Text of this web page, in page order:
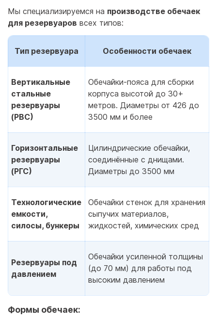
Мы специализируемся на производстве обечаек
для резервуаров всех типов:
Тип резервуара Особенности обечаек
Вертикальные
стальные
резервуары
(РВС)
Обечайки-пояса для сборки
корпуса высотой до 30+
метров. Диаметры от 426 до
3500 мм и более
Горизонтальные
резервуары
(РГС)
Цилиндрические обечайки,
соединённые с днищами.
Диаметры до 3500 мм
Технологические
емкости,
силосы, бункеры
Обечайки стенок для хранения
сыпучих материалов,
жидкостей, химических сред
Резервуары под
давлением
Обечайки усиленной толщины
(до 70 мм) для работы под
высоким давлением
Формы обечаек: